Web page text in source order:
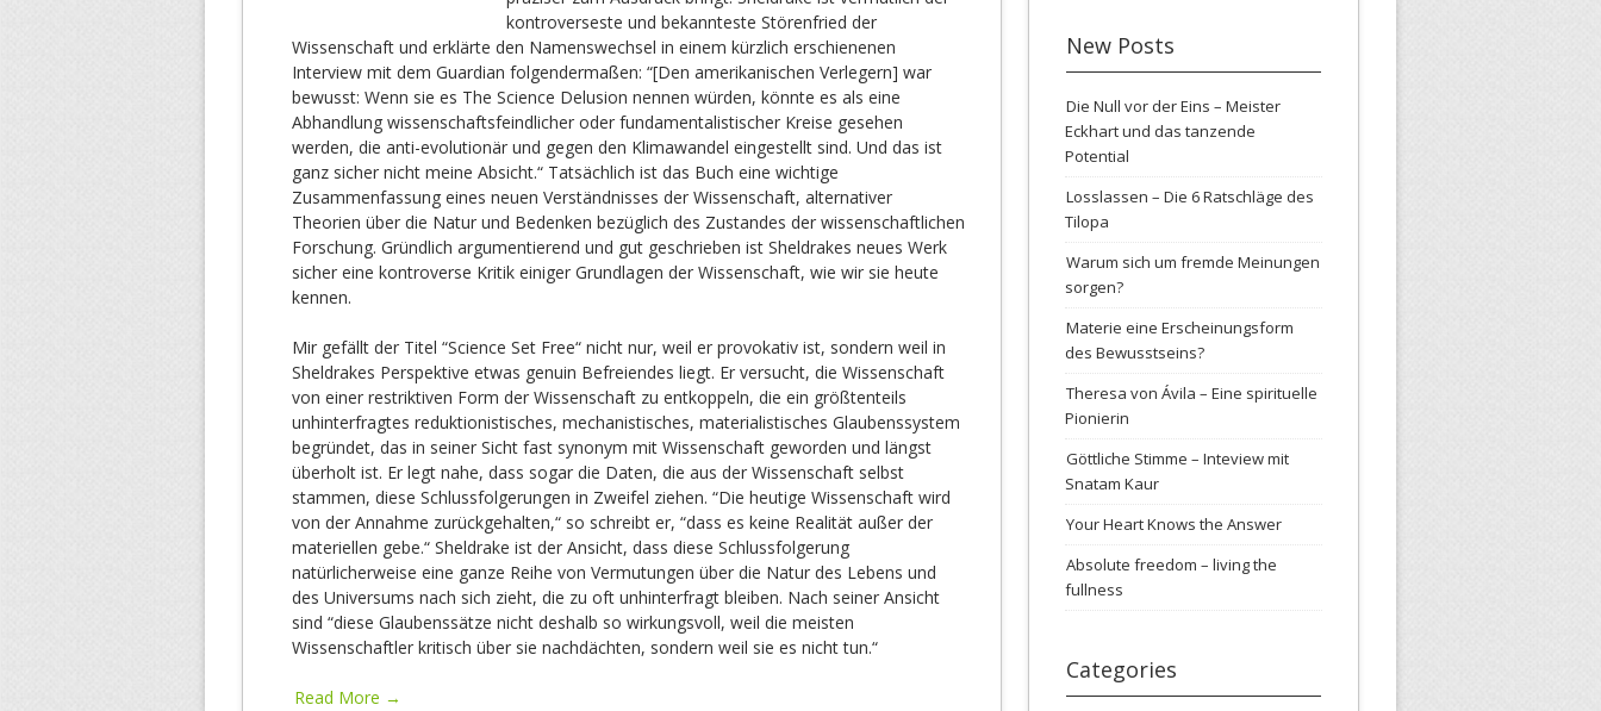
kontroverseste und bekannteste Störenfried der
Wissenschaft und erklärte den Namenswechsel in einem kürzlich erschienenen
Interview mit dem Guardian folgendermaßen: “[Den amerikanischen Verlegern] war
bewusst: Wenn sie es The Science Delusion nennen würden, könnte es als eine
Abhandlung wissenschaftsfeindlicher oder fundamentalistischer Kreise gesehen
werden, die anti-evolutionär und gegen den Klimawandel eingestellt sind. Und das ist
ganz sicher nicht meine Absicht.“ Tatsächlich ist das Buch eine wichtige
Zusammenfassung eines neuen Verständnisses der Wissenschaft, alternativer
Theorien über die Natur und Bedenken bezüglich des Zustandes der wissenschaftlichen
Forschung. Gründlich argumentierend und gut geschrieben ist Sheldrakes neues Werk
sicher eine kontroverse Kritik einiger Grundlagen der Wissenschaft, wie wir sie heute
kennen.
Mir gefällt der Titel “Science Set Free“ nicht nur, weil er provokativ ist, sondern weil in
Sheldrakes Perspektive etwas genuin Befreiendes liegt. Er versucht, die Wissenschaft
von einer restriktiven Form der Wissenschaft zu entkoppeln, die ein größtenteils
unhinterfragtes reduktionistisches, mechanistisches, materialistisches Glaubenssystem
begründet, das in seiner Sicht fast synonym mit Wissenschaft geworden und längst
überholt ist. Er legt nahe, dass sogar die Daten, die aus der Wissenschaft selbst
stammen, diese Schlussfolgerungen in Zweifel ziehen. “Die heutige Wissenschaft wird
von der Annahme zurückgehalten,“ so schreibt er, “dass es keine Realität außer der
materiellen gebe.“ Sheldrake ist der Ansicht, dass diese Schlussfolgerung
natürlicherweise eine ganze Reihe von Vermutungen über die Natur des Lebens und
des Universums nach sich zieht, die zu oft unhinterfragt bleiben. Nach seiner Ansicht
sind “diese Glaubenssätze nicht deshalb so wirkungsvoll, weil die meisten
Wissenschaftler kritisch über sie nachdächten, sondern weil sie es nicht tun.“
Read More →
New Posts
Die Null vor der Eins – Meister
Eckhart und das tanzende
Potential
Losslassen – Die 6 Ratschläge des
Tilopa
Warum sich um fremde Meinungen
sorgen?
Materie eine Erscheinungsform
des Bewusstseins?
Theresa von Ávila – Eine spirituelle
Pionierin
Göttliche Stimme – Inteview mit
Snatam Kaur
Your Heart Knows the Answer
Absolute freedom – living the
fullness
Categories